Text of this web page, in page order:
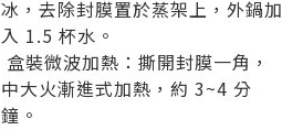
冰，去除封膜置於蒸架上，外鍋加
入 1.5 杯水。
盒裝微波加熱：撕開封膜一角，
中大火漸進式加熱，約 3~4 分
鐘。